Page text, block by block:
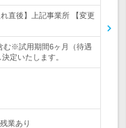
直後】上記事業所 【変更
※試用期間6ヶ月（待遇
定いたします。
業あり